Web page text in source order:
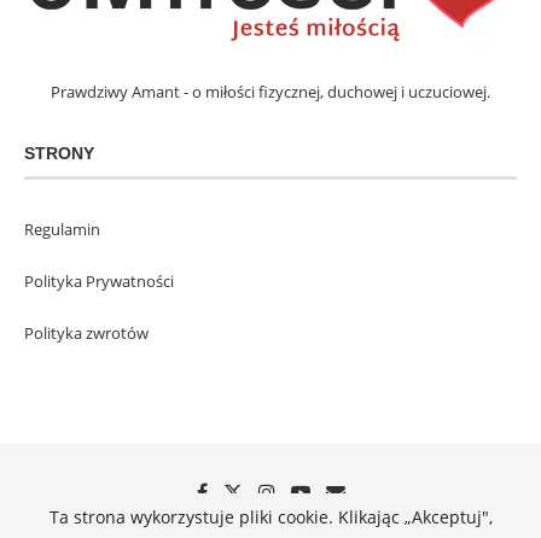
Prawdziwy Amant - o miłości fizycznej, duchowej i uczuciowej.
STRONY
Regulamin
Polityka Prywatności
Polityka zwrotów
Ta strona wykorzystuje pliki cookie. Klikając „Akceptuj",